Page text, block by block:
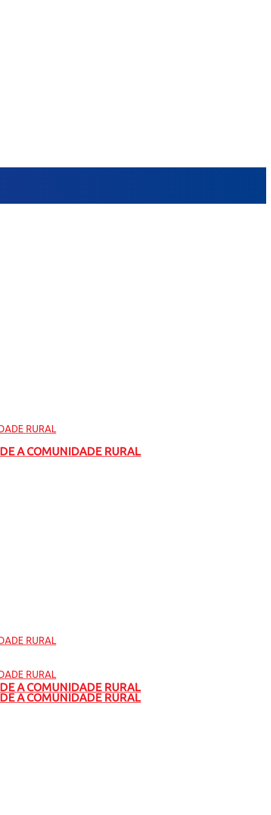
A COMUNIDADE RURAL
A COMUNIDADE RURAL
A COMUNIDADE RURAL